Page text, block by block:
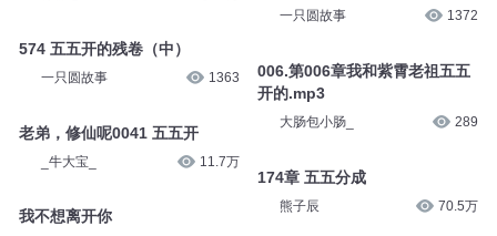
574 五五开的残卷（中）
一只圆故事 1363
老弟，修仙呢0041 五五开
_牛大宝_ 11.7万
我不想离开你
一只圆故事 1372
006.第006章我和紫霄老祖五五
开的.mp3
大肠包小肠_ 289
174章 五五分成
熊子辰 70.5万